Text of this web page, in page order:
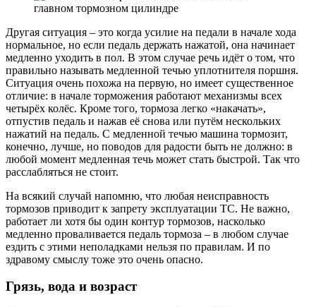
Другая ситуация – это когда усилие на педали в начале хода
нормальное, но если педаль держать нажатой, она начинает
медленно уходить в пол. В этом случае речь идёт о том, что
правильно называть медленной течью уплотнителя поршня.
Ситуация очень похожа на первую, но имеет существенное
отличие: в начале торможения работают механизмы всех
четырёх колёс. Кроме того, тормоза легко «накачать»,
отпустив педаль и нажав её снова или путём нескольких
нажатий на педаль. С медленной течью машина тормозит,
конечно, лучше, но поводов для радости быть не должно: в
любой момент медленная течь может стать быстрой. Так что
расслабляться не стоит.
На всякий случай напомню, что любая неисправность
тормозов приводит к запрету эксплуатации ТС. Не важно,
работает ли хотя бы один контур тормозов, насколько
медленно проваливается педаль тормоза – в любом случае
ездить с этими неполадками нельзя по правилам. И по
здравому смыслу тоже это очень опасно.
Грязь, вода и возраст